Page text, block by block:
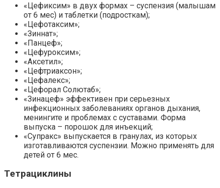
«Цефиксим» в двух формах – суспензия (малышам
от 6 мес) и таблетки (подросткам);
«Цефотаксим»;
«Зиннат»;
«Панцеф»;
«Цефуроксим»;
«Аксетил»;
«Цефтриаксон»;
«Цефалекс»;
«Цефорал Солютаб»;
«Зинацеф» эффективен при серьезных
инфекционных заболеваниях органов дыхания,
менингите и проблемах с суставами. Форма
выпуска – порошок для инъекций;
«Супракс» выпускается в гранулах, из которых
изготавливаются суспензии. Можно применять для
детей от 6 мес.
Тетрациклины